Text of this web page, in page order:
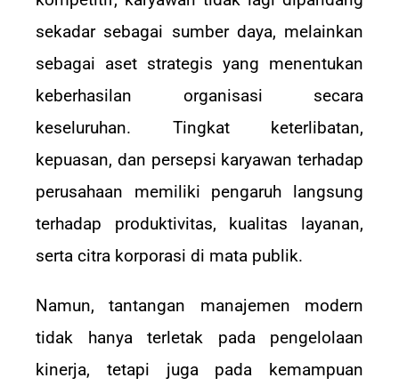
sekadar sebagai sumber daya, melainkan
sebagai aset strategis yang menentukan
keberhasilan organisasi secara
keseluruhan. Tingkat keterlibatan,
kepuasan, dan persepsi karyawan terhadap
perusahaan memiliki pengaruh langsung
terhadap produktivitas, kualitas layanan,
serta citra korporasi di mata publik.
Namun, tantangan manajemen modern
tidak hanya terletak pada pengelolaan
kinerja, tetapi juga pada kemampuan